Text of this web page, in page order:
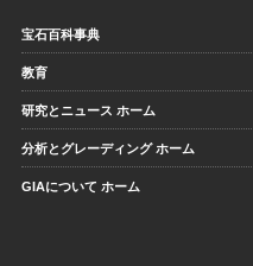
宝石百科事典
教育
研究とニュース ホーム
分析とグレーディング ホーム
GIAについて ホーム